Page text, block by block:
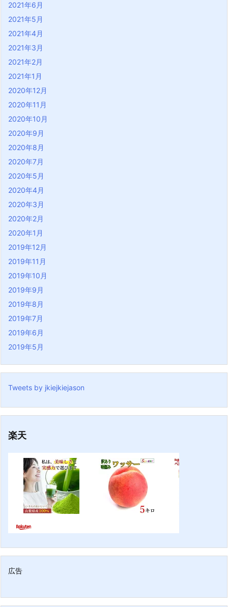
2021年6月
2021年5月
2021年4月
2021年3月
2021年2月
2021年1月
2020年12月
2020年11月
2020年10月
2020年9月
2020年8月
2020年7月
2020年5月
2020年4月
2020年3月
2020年2月
2020年1月
2019年12月
2019年11月
2019年10月
2019年9月
2019年8月
2019年7月
2019年6月
2019年5月
Tweets by jkiejkiejason
楽天
広告